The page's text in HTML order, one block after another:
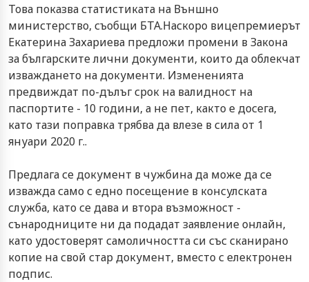
Това показва статистиката на Външно
министерство, съобщи БТА.Наскоро вицепремиерът
Екатерина Захариева предложи промени в Закона
за българските лични документи, които да облекчат
изваждането на документи. Измененията
предвиждат по-дълъг срок на валидност на
паспортите - 10 години, а не пет, както е досега,
като тази поправка трябва да влезе в сила от 1
януари 2020 г..
Предлага се документ в чужбина да може да се
изважда само с едно посещение в консулската
служба, като се дава и втора възможност -
сънародниците ни да подадат заявление онлайн,
като удостоверят самоличността си със сканирано
копие на свой стар документ, вместо с електронен
подпис.